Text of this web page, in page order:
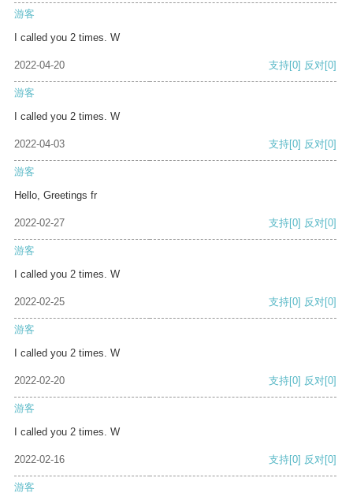
游客
I called you 2 times. W
2022-04-20 支持[0] 反对[0]
游客
I called you 2 times. W
2022-04-03 支持[0] 反对[0]
游客
Hello, Greetings fr
2022-02-27 支持[0] 反对[0]
游客
I called you 2 times. W
2022-02-25 支持[0] 反对[0]
游客
I called you 2 times. W
2022-02-20 支持[0] 反对[0]
游客
I called you 2 times. W
2022-02-16 支持[0] 反对[0]
游客